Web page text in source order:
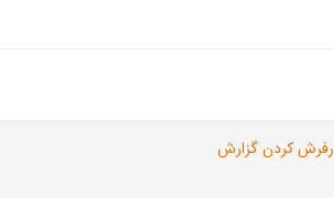
رفرش کردن گزارش